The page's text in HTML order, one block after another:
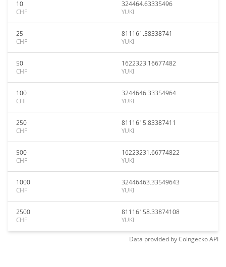
10
CHF
324464.63335496
YUKI
25
CHF
811161.58338741
YUKI
50
CHF
1622323.16677482
YUKI
100
CHF
3244646.33354964
YUKI
250
CHF
8111615.83387411
YUKI
500
CHF
16223231.66774822
YUKI
1000
CHF
32446463.33549643
YUKI
2500
CHF
81116158.33874108
YUKI
Data provided byCoingeckoAPI